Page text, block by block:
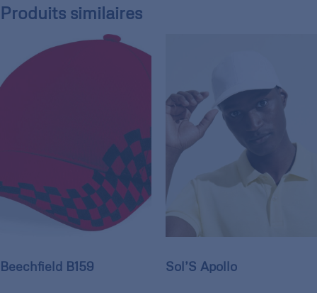
Produits similaires
Beechfield B159 Sol’S Apollo